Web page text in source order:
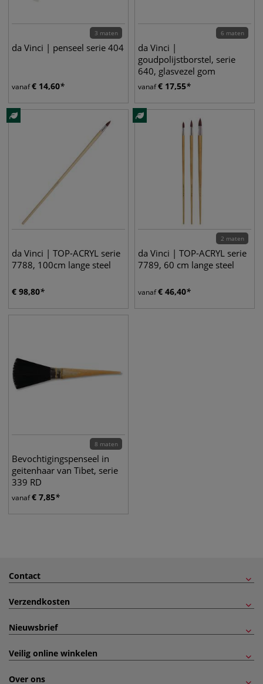
3 maten
da Vinci | penseel serie 404
vanaf€ 14,60
6 maten
da Vinci |
goudpolijstborstel, serie
640, glasvezel gom
vanaf€ 17,55
da Vinci | TOP-ACRYL serie
7788, 100cm lange steel
€ 98,80
2 maten
da Vinci | TOP-ACRYL serie
7789, 60 cm lange steel
vanaf€ 46,40
8 maten
Bevochtigingspenseel in
geitenhaar van Tibet, serie
339 RD
vanaf€ 7,85
Contact
Verzendkosten
Nieuwsbrief
Veilig online winkelen
Over ons